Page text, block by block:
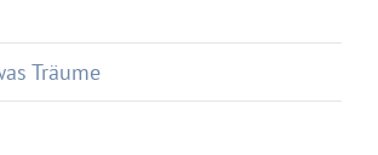
Träume